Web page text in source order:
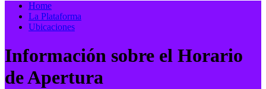
Home
La Plataforma
Ubicaciones
Información sobre el Horario
de Apertura